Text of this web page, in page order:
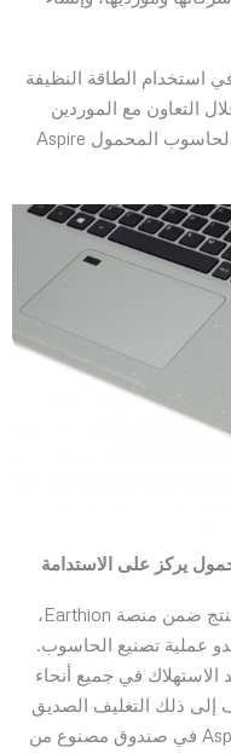
استخدام الطاقة النظيفة
التعاون مع الموردين
والشركاء لبناء منصة Earthion، بدءاً من الحاسوب المحمول Aspire
يركز على الاستدامة
يعد حاسوب Aspire Vero من آيسر أول منتج ضمن منصة Earthion،
عملية تصنيع الحاسوب.
الاستهلاك في جميع أنحاء
إلى ذلك التغليف الصديق
للبيئة، حيث يتم شحن حواسيب Aspire Vero في صندوق مصنوع من